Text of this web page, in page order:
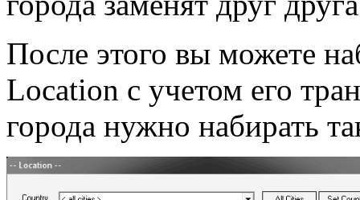
После этого вы можете
Location с учетом его
города нужно набирать